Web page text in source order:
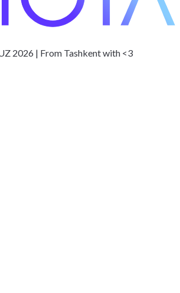
2026 | From Tashkent with <3